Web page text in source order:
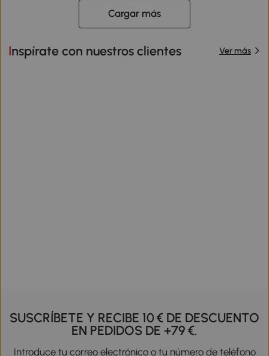
Cargar más
Inspírate con nuestros clientes Ver más
SUSCRÍBETE Y RECIBE 10 € DE DESCUENTO
EN PEDIDOS DE +79 €.
Introduce tu correo electrónico o tu número de teléfono